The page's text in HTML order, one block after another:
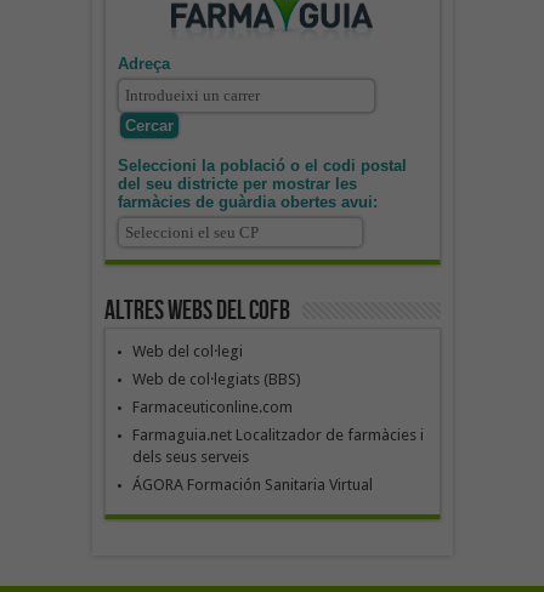
Adreça
Seleccioni la població o el codi postal
del seu districte per mostrar les
farmàcies de guàrdia obertes avui:
Altres webs del COFB
Web del col·legi
Web de col·legiats (BBS)
Farmaceuticonline.com
Farmaguia.net Localitzador de farmàcies i
dels seus serveis
ÁGORA Formación Sanitaria Virtual